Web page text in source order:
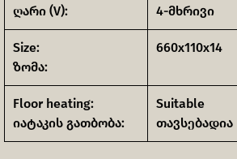
ღარი (V):
4-მხრივი
Size:
ზომა:
660x110x14
Floor heating:
იატაკის გათბობა:
Suitable
თავსებადია